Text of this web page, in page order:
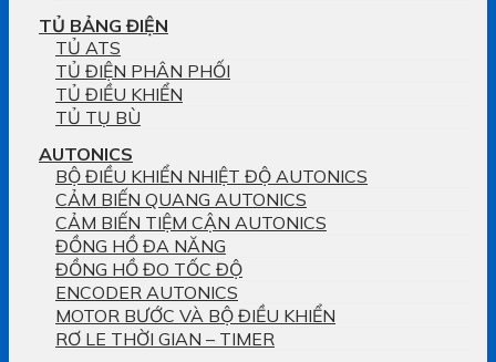
TỦ BẢNG ĐIỆN
TỦ ATS
TỦ ĐIỆN PHÂN PHỐI
TỦ ĐIỀU KHIỂN
TỦ TỤ BÙ
AUTONICS
BỘ ĐIỀU KHIỂN NHIỆT ĐỘ AUTONICS
CẢM BIẾN QUANG AUTONICS
CẢM BIẾN TIỆM CẬN AUTONICS
ĐỒNG HỒ ĐA NĂNG
ĐỒNG HỒ ĐO TỐC ĐỘ
ENCODER AUTONICS
MOTOR BƯỚC VÀ BỘ ĐIỀU KHIỂN
RƠ LE THỜI GIAN – TIMER